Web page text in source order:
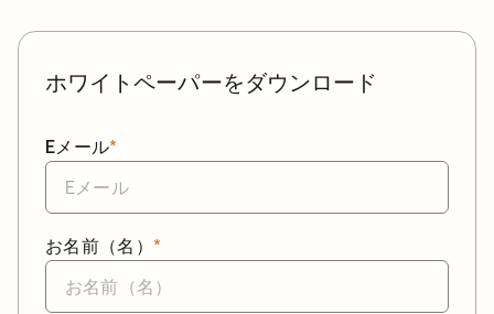
ホワイトペーパーをダウンロード
*
Eメール
*
お名前（名）